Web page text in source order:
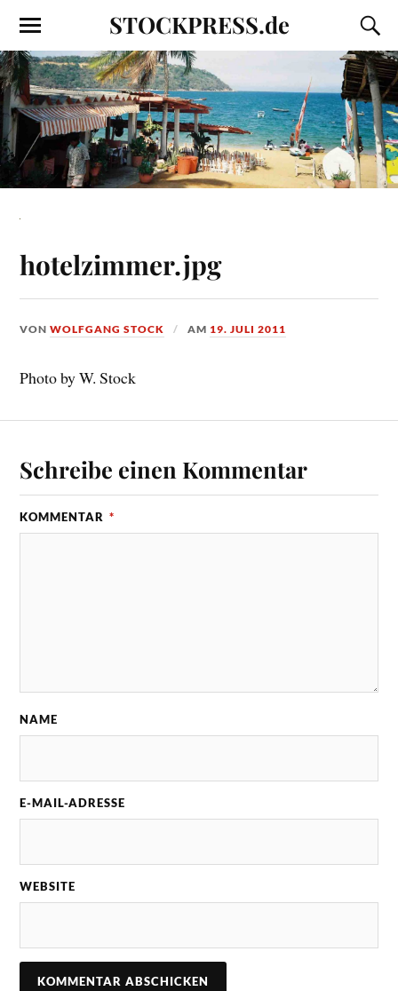
STOCKPRESS.de
hotelzimmer.jpg
VONWOLFGANG STOCK AM 19. JULI 2011
Photo by W. Stock
Schreibe einen Kommentar
KOMMENTAR *
NAME
E-MAIL-ADRESSE
WEBSITE